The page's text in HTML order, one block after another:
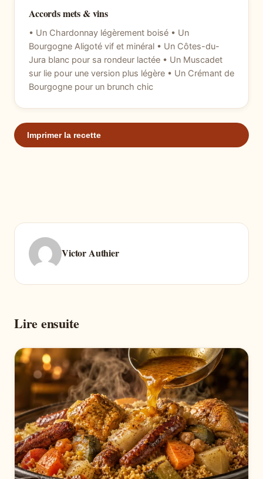
Accords mets & vins
• Un Chardonnay légèrement boisé • Un
Bourgogne Aligoté vif et minéral • Un Côtes-du-
Jura blanc pour sa rondeur lactée • Un Muscadet
sur lie pour une version plus légère • Un Crémant de
Bourgogne pour un brunch chic
Imprimer la recette
Victor Authier
Lire ensuite